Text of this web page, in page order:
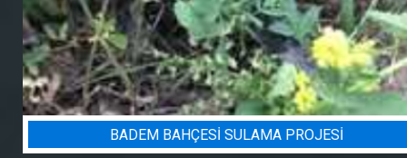
BADEM BAHÇESI SULAMA PROJESI